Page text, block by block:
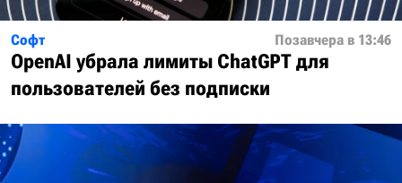
Софт Позавчера в 13:46
OpenAI убрала лимиты ChatGPT для
пользователей без подписки